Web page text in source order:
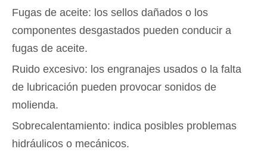
Fugas de aceite: los sellos dañados o los
componentes desgastados pueden conducir a
fugas de aceite.
Ruido excesivo: los engranajes usados ​​o la falta
de lubricación pueden provocar sonidos de
molienda.
Sobrecalentamiento: indica posibles problemas
hidráulicos o mecánicos.